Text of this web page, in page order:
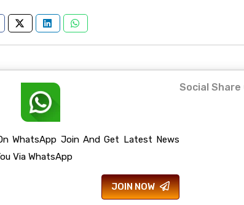
WhatsApp Join And Get Latest News
Via WhatsApp
JOIN NOW
Social Share